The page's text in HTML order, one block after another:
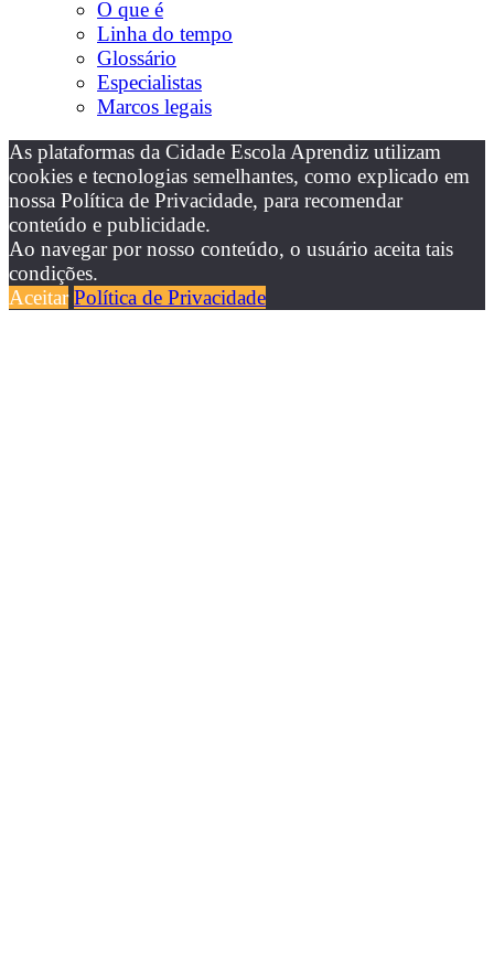
O que é
Linha do tempo
Glossário
Especialistas
Marcos legais
As plataformas da Cidade Escola Aprendiz utilizam
cookies e tecnologias semelhantes, como explicado em
nossa Política de Privacidade, para recomendar
conteúdo e publicidade.
Ao navegar por nosso conteúdo, o usuário aceita tais
condições.
Aceitar Política de Privacidade